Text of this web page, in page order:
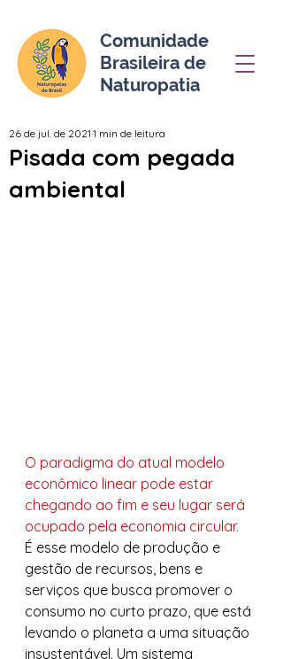
Comunidade
Brasileira de
Naturopatia
Pisada com pegada
ambiental
26 de jul. de 2021 1 min de leitura
O paradigma do atual modelo
econômico linear pode estar
chegando ao fim e seu lugar será
ocupado pela economia circular.
É esse modelo de produção e
gestão de recursos, bens e
serviços que busca promover o
consumo no curto prazo, que está
levando o planeta a uma situação
insustentável. Um sistema